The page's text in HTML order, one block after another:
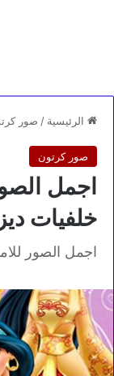
الرئيسية / صور
صور كرتون
اجمل
خلفيات
اجمل الصور